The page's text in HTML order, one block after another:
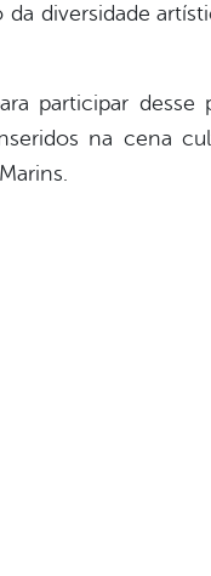
diversidade
participar desse
na cena